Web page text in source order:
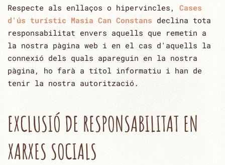
Respecte als enllaços o hipervincles, Cases
d'ús turístic Masia Can Constans declina tota
responsabilitat envers aquells que remetin ‎a
la nostra pàgina web i en el cas d'aquells la
connexió dels quals apareguin en la nostra
pàgina, ho farà a ‎títol informatiu i han de
tenir la nostra autorització.‎
EXCLUSIÓ DE RESPONSABILITAT EN
XARXES SOCIALS